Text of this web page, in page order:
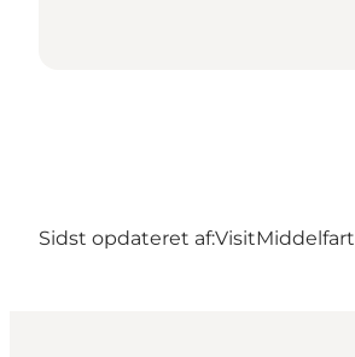
Sidst opdateret af:VisitMiddelfart